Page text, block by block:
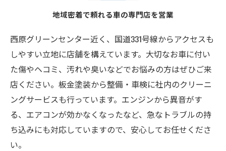
地域密着で頼れる車の専門店を営業
西原グリーンセンター近く、国道331号線からアクセスも
しやすい立地に店舗を構えています。大切なお車に付い
た傷やヘコミ、汚れや臭いなどでお悩みの方はぜひご来
店ください。板金塗装から整備・車検に社内のクリーニ
ングサービスも行っています。エンジンから異音がす
る、エアコンが効かなくなったなど、急なトラブルの持
ち込みにも対応していますので、安心してお任せくださ
い。